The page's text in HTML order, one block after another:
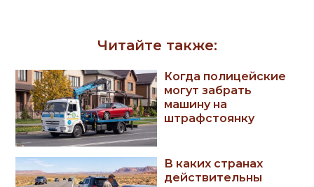
Читайте также:
Когда полицейские
могут забрать
машину на
штрафстоянку
В каких странах
действительны